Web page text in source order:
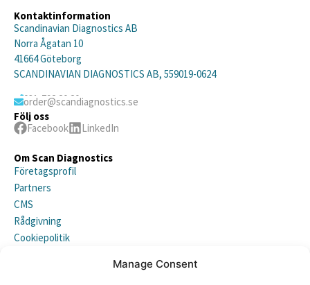
Manage Consent
Kontaktinformation
Scandinavian Diagnostics AB
Norra Ågatan 10
41664 Göteborg
SCANDINAVIAN DIAGNOSTICS AB, 559019-0624
031-792 20 20
order@scandiagnostics.se
Följ oss
Facebook
LinkedIn
Om Scan Diagnostics
Företagsprofil
Partners
CMS
Rådgivning
Cookiepolitik